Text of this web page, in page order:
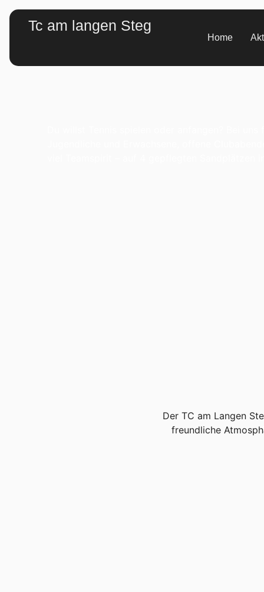
Tc am langen Steg
Home
Der TC am Langen
freundliche